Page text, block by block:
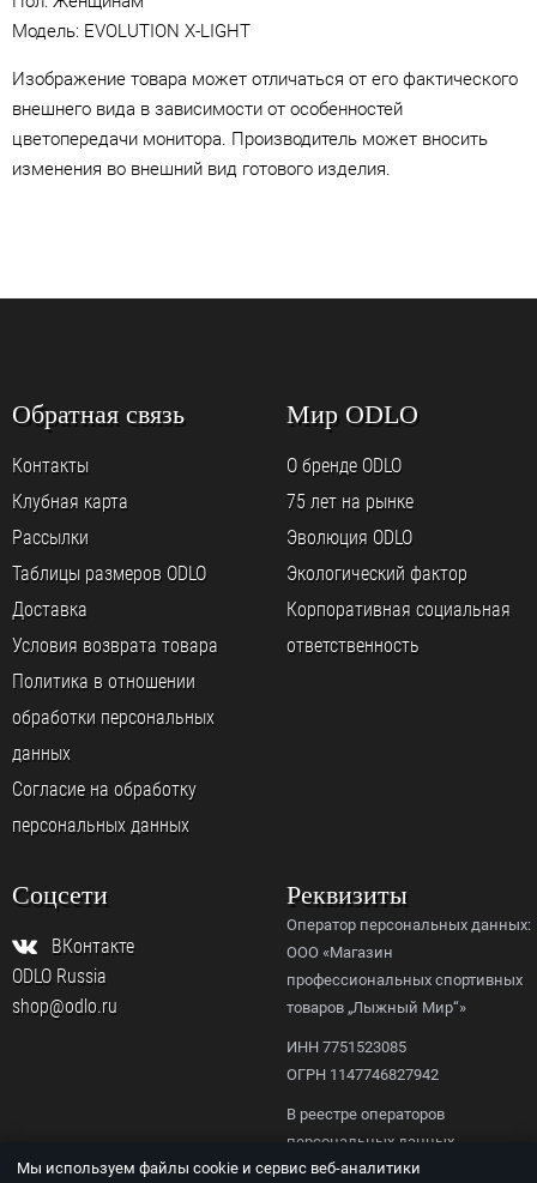
Модель: EVOLUTION X-LIGHT
Изображение товара может отличаться от его фактического
внешнего вида в зависимости от особенностей
цветопередачи монитора. Производитель может вносить
изменения во внешний вид готового изделия.
Обратная связь
Контакты
Клубная карта
Рассылки
Таблицы размеров ODLO
Доставка
Условия возврата товара
Политика в отношении
обработки персональных
данных
Согласие на обработку
персональных данных
Мир ODLO
О бренде ODLO
75 лет на рынке
Эволюция ODLO
Экологический фактор
Корпоративная социальная
ответственность
Соцсети
ВКонтакте
ODLO Russia
shop@odlo.ru
Реквизиты
Оператор персональных данных:
ООО «Магазин
профессиональных спортивных
товаров „Лыжный Мир“»
ИНН 7751523085
ОГРН 1147746827942
В реестре операторов
персональных данных
Роскомнадзора,
Мы используем файлы cookie и сервис веб-аналитики